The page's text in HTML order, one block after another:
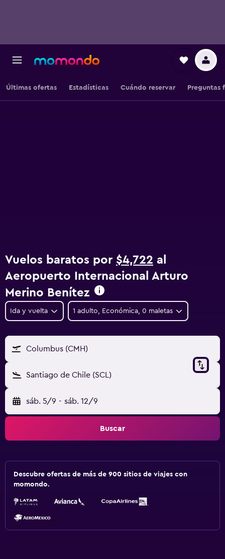
Últimas ofertas Estadísticas Cuándo reservar Preguntas
Vuelos baratos por $4,722 al
Aeropuerto Internacional Arturo
Merino Benítez
Ida y vuelta 1 adulto, Económica, 0 maletas
Columbus (CMH)
Santiago de Chile (SCL)
sáb. 5/9 - sáb. 12/9
Buscar
Descubre ofertas de más de 900 sitios de viajes con
momondo.